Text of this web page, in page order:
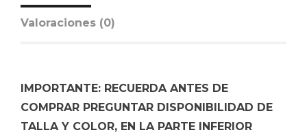
Valoraciones (0)
IMPORTANTE: RECUERDA ANTES DE
COMPRAR PREGUNTAR DISPONIBILIDAD DE
TALLA Y COLOR, EN LA PARTE INFERIOR